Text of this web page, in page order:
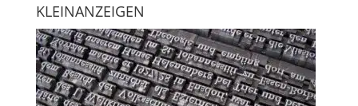
KLEINANZEIGEN